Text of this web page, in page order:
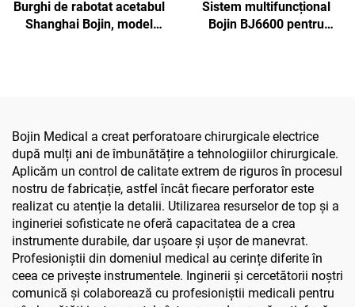
Burghi de rabotat acetabul
Shanghai Bojin, model
Sistem multifuncțional
Bojin BJ6600 pentru
traumatică și articulară
Bojin Medical a creat perforatoare chirurgicale electrice
după mulți ani de îmbunătățire a tehnologiilor chirurgicale.
Aplicăm un control de calitate extrem de riguros în procesul
nostru de fabricație, astfel încât fiecare perforator este
realizat cu atenție la detalii. Utilizarea resurselor de top și a
ingineriei sofisticate ne oferă capacitatea de a crea
instrumente durabile, dar ușoare și ușor de manevrat.
Profesioniștii din domeniul medical au cerințe diferite în
ceea ce privește instrumentele. Inginerii și cercetătorii noștri
comunică și colaborează cu profesioniștii medicali pentru